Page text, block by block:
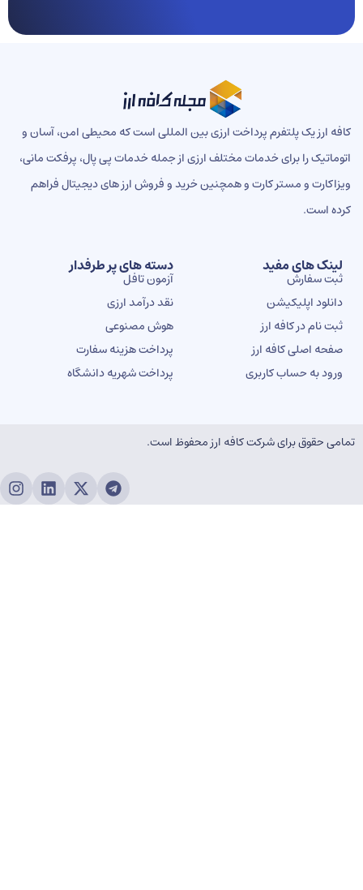
ارز یک پلتفرم پرداخت ارزی بین المللی است که محیطی امن، آسان و
را برای خدمات مختلف ارزی از جمله خدمات پی پال، پرفکت مانی،
و مستر کارت و همچنین خرید و فروش ارز های دیجیتال فراهم
است.
های مفید
سفارش
اپلیکیشن
نام در کافه ارز
اصلی کافه ارز
به حساب کاربری
دسته های پر طرفدار
آزمون تافل
نقد درآمد ارزی
هوش مصنوعی
پرداخت هزینه سفارت
پرداخت شهریه دانشگاه
حقوق برای شرکت کافه ارز محفوظ است.